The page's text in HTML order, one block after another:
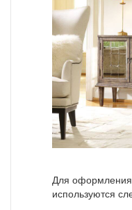
Для
используются